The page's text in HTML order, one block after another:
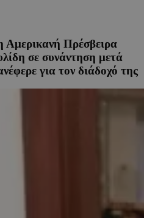
Πρέσβειρα
σε συνάντηση μετά
για τον διάδοχό της